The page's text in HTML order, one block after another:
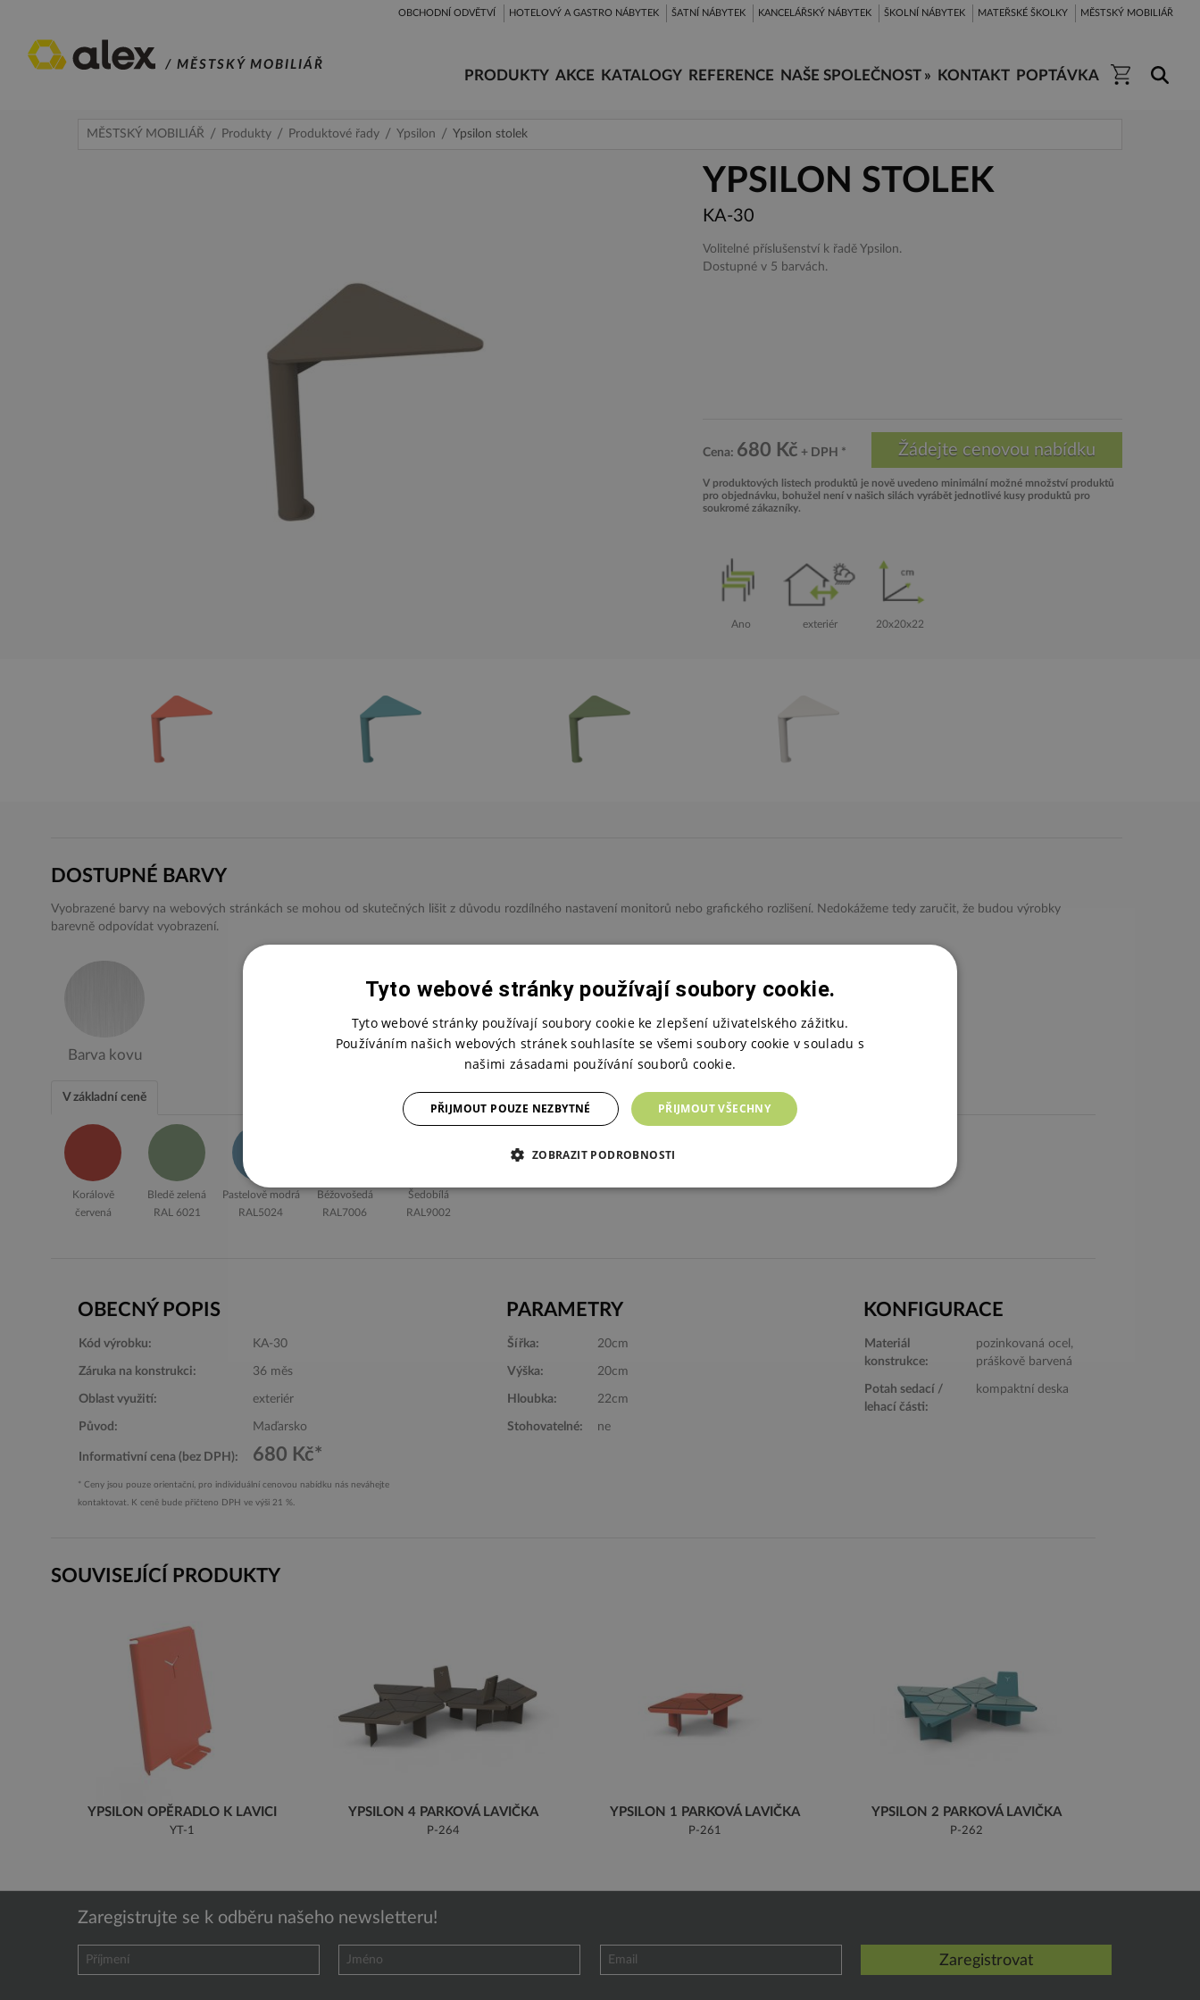
OBCHODNÍ ODVĚTVÍ HOTELOVÝ A GASTRO NÁBYTEK ŠATNÍ NÁBYTEK KANCELÁŘSKÝ NÁBYTEK ŠKOLNÍ NÁBYTEK MATEŘSKÉ ŠKOLKY MĚSTSKÝ MOBILIÁŘ
/ MĚSTSKÝ MOBILIÁŘ
PRODUKTY AKCE KATALOGY REFERENCE NAŠE SPOLEČNOST » KONTAKT POPTÁVKA
MĚSTSKÝ MOBILIÁŘ Produkty Produktové řady Ypsilon Ypsilon stolek
YPSILON STOLEK
KA-30
Volitelné příslušenství k řadě Ypsilon.
Dostupné v 5 barvách.
Cena: 680 Kč + DPH *
V produktových listech produktů je nově uvedeno minimální možné množství produktů
pro objednávku, bohužel není v našich silách vyrábět jednotlivé kusy produktů pro
soukromé zákazníky.
Ano exteriér 20x20x22
DOSTUPNÉ BARVY
Vyobrazené barvy na webových stránkách se mohou od skutečných lišit z důvodu rozdílného nastavení monitorů nebo grafického rozlišení. Nedokážeme tedy zaručit, že budou výrobky
barevně odpovídat vyobrazení.
Barva kovu
V základní ceně
Korálově
červená
Bledě zelená
RAL 6021
Pastelově modrá
RAL5024
Béžovošedá
RAL7006
Šedobílá
RAL9002
Další barvy
OBECNÝ POPIS
Kód výrobku: KA-30
Záruka na konstrukci: 36 měs
Oblast využití: exteriér
Původ: Maďarsko
Informativní cena (bez DPH): 680 Kč*
* Ceny jsou pouze orientační, pro individuální cenovou nabídku nás neváhejte
kontaktovat. K ceně bude přičteno DPH ve výši 21 %.
PARAMETRY
Šířka: 20cm
Výška: 20cm
Hloubka: 22cm
Stohovatelné: ne
KONFIGURACE
Materiál
konstrukce:
pozinkovaná ocel,
práškově barvená
Potah sedací /
lehací části:
kompaktní deska
SOUVISEJÍCÍ PRODUKTY
YPSILON OPĚRADLO K LAVICI
YT-1
YPSILON 4 PARKOVÁ LAVIČKA
P-264
YPSILON 1 PARKOVÁ LAVIČKA
P-261
YPSILON 2 PARKOVÁ LAVIČKA
P-262
Zaregistrujte se k odběru našeho newsletteru!
Tyto webové stránky používají soubory cookie.
Tyto webové stránky používají soubory cookie ke zlepšení uživatelského zážitku.
Používáním našich webových stránek souhlasíte se všemi soubory cookie v souladu s
našimi zásadami používání souborů cookie.
PŘIJMOUT VŠECHNY
PŘIJMOUT POUZE NEZBYTNÉ
ZOBRAZIT PODROBNOSTI